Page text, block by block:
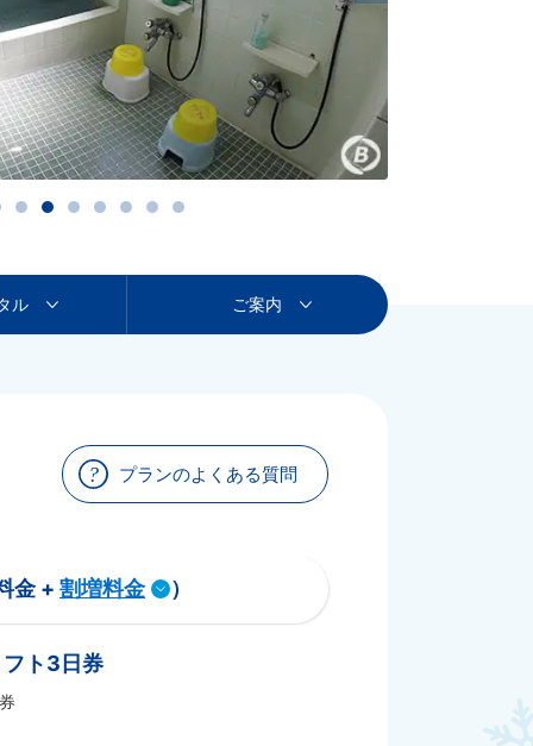
ル ご案内
プランのよくある質問
金 + 割増料金 ）
ト3日券